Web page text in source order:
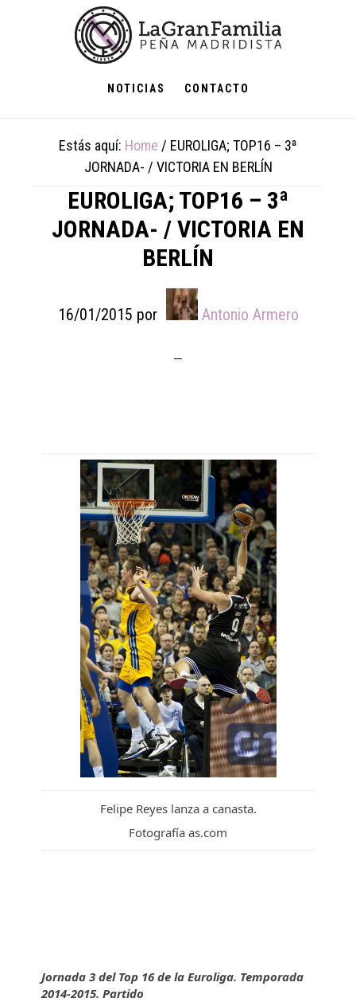
NOTICIAS CONTACTO
Estás aquí: Home / EUROLIGA; TOP16 – 3ª
JORNADA- / VICTORIA EN BERLÍN
EUROLIGA; TOP16 – 3ª
JORNADA- / VICTORIA EN
BERLÍN
16/01/2015 por Antonio Armero
Felipe Reyes lanza a canasta.
Fotografía as.com
Jornada 3 del Top 16 de la Euroliga. Temporada
2014-2015. Partido